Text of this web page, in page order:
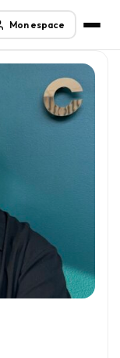
Mon espace